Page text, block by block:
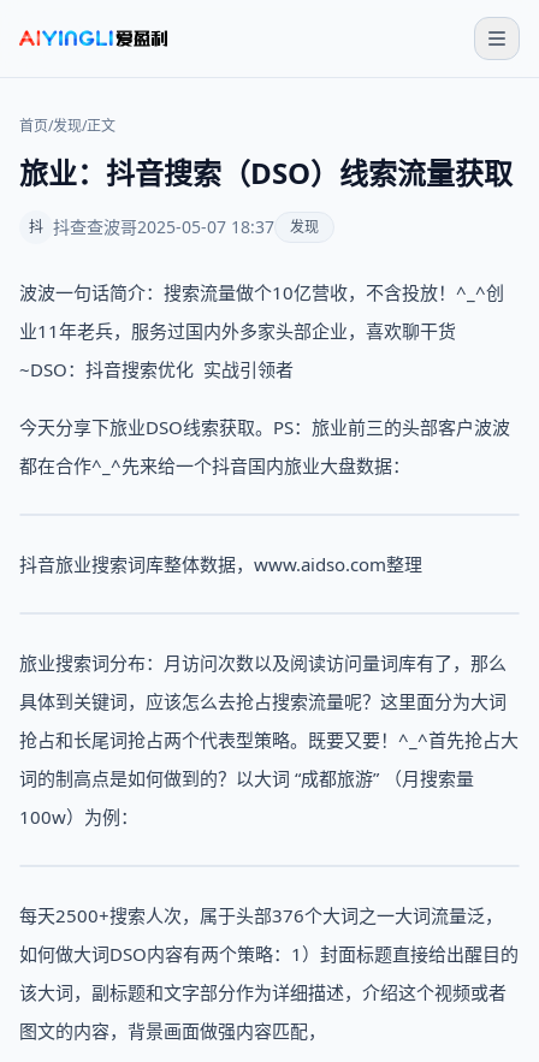
首页/发现/正文
旅业：抖音搜索（DSO）线索流量获取
抖 抖查查波哥2025-05-07 18:37 发现
波波一句话简介：搜索流量做个10亿营收，不含投放！^_^创
业11年老兵，服务过国内外多家头部企业，喜欢聊干货
~DSO：抖音搜索优化 实战引领者
今天分享下旅业DSO线索获取。PS：旅业前三的头部客户波波
都在合作^_^先来给一个抖音国内旅业大盘数据：
抖音旅业搜索词库整体数据，www.aidso.com整理
旅业搜索词分布：月访问次数以及阅读访问量词库有了，那么
具体到关键词，应该怎么去抢占搜索流量呢？这里面分为大词
抢占和长尾词抢占两个代表型策略。既要又要！^_^首先抢占大
词的制高点是如何做到的？以大词 “成都旅游” （月搜索量
100w）为例：
每天2500+搜索人次，属于头部376个大词之一大词流量泛，
如何做大词DSO内容有两个策略：1）封面标题直接给出醒目的
该大词，副标题和文字部分作为详细描述，介绍这个视频或者
图文的内容，背景画面做强内容匹配，